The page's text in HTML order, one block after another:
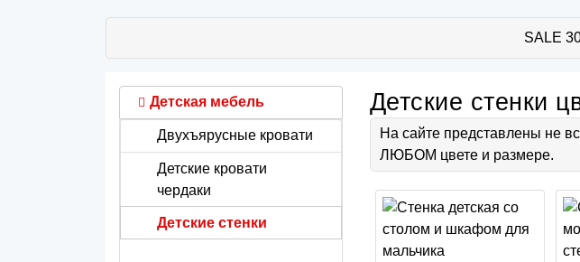
SALE
Детская мебель
Двухъярусные кровати
Детские кровати
чердаки
Детские стенки
Детские стенки
На сайте представлены не
ЛЮБОМ цвете и размере.